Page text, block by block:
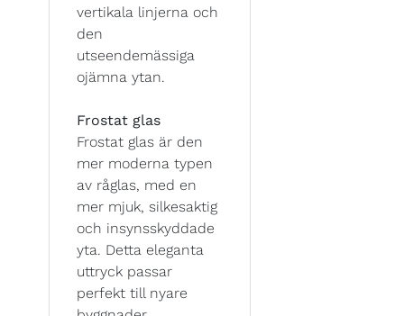
vertikala linjerna och
den
utseendemässiga
ojämna ytan.
Frostat glas
Frostat glas är den
mer moderna typen
av råglas, med en
mer mjuk, silkesaktig
och insynsskyddade
yta. Detta eleganta
uttryck passar
perfekt till nyare